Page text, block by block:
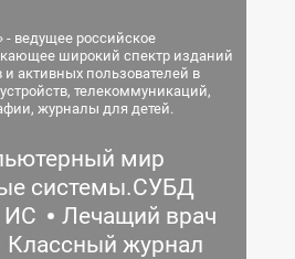
ведущее российское
широкий спектр изданий
активных пользователей в
телекоммуникаций,
журналы для детей.
мир
системы.СУБД
ИС
Лечащий врач
Классный журнал